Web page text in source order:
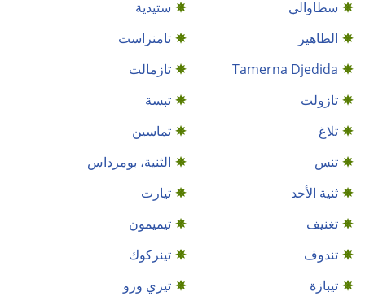
سطاوالي
ستيدية
الطاهير
تامنراست
Tamerna Djedida
تازمالت
تازولت
تبسة
تلاغ
تماسين
تنس
الثنية، بومرداس
ثنية الأحد
تيارت
تغنيف
تيميمون
تندوف
تينركوك
تيبازة
تيزي وزو